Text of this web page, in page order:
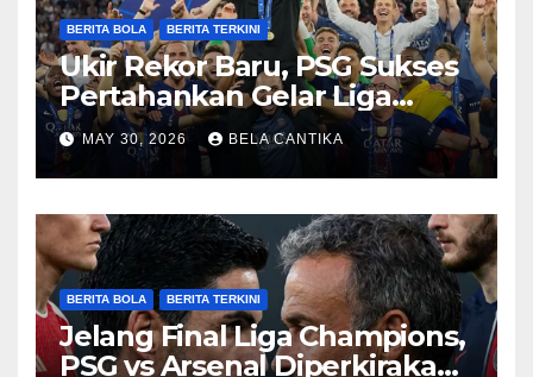
BERITA BOLA BERITA TERKINI
Ukir Rekor Baru, PSG Sukses
Pertahankan Gelar Liga
Champions
MAY 30, 2026 BELA CANTIKA
BERITA BOLA BERITA TERKINI
Jelang Final Liga Champions,
PSG vs Arsenal Diperkirakan